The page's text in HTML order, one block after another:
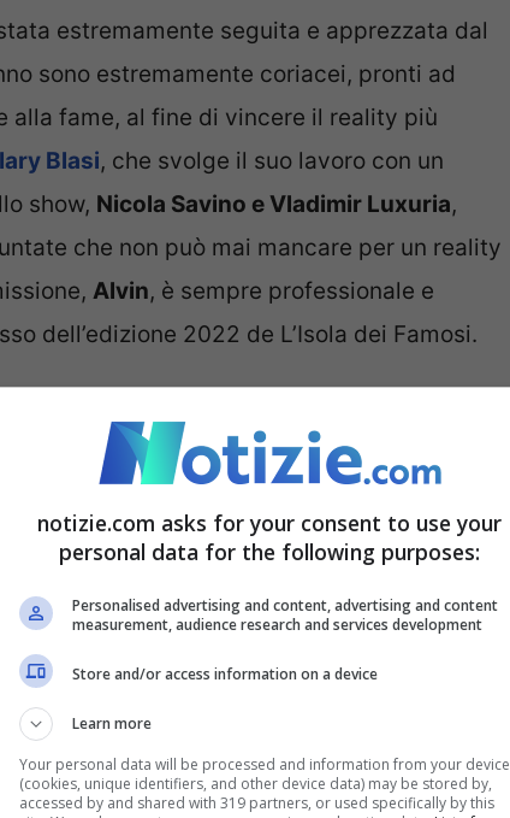
estremamente seguita e apprezzata dal
sono estremamente coriacei, pronti ad
fame, al fine di vincere il reality più
Blasi, che svolge il suo lavoro con un
show, Nicola Savino e Vladimir Luxuria,
che non può mai mancare per un reality
Alvin, è sempre professionale e
dell’edizione 2022 de L’Isola dei Famosi.
non mancano. Uno dei concorrenti,Marco
al fegato: la salute prima di tutto. Queste le
merito alla situazione di Cucolo:
“Mi dispiace
ma la salute viene prima di tutto, poi il
e ci abbracceremo ancora. Adesso
bella. Magari un po’ di cibo, anche
allo stomaco e al fegato, quindi ha
a queste cose e poi alle altre. Gli
notizie.com asks for your consent to use your
personal data for the following purposes:
Personalised advertising and content, advertising and content
measurement, audience research and services development
Store and/or access information on a device
Learn more
Your personal data will be processed and information from your device
(cookies, unique identifiers, and other device data) may be stored by,
accessed by and shared with 319 partners, or used specifically by this